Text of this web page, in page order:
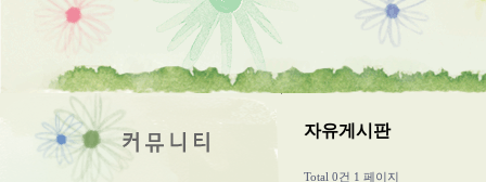
자유게시판
Total 0건 1 페이지